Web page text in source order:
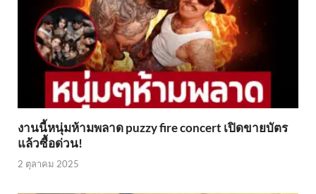
งานนี้หนุ่มห้ามพลาด puzzy fire concert เปิดขายบัตร
แล้วซื้อด่วน!
2 ตุลาคม 2025